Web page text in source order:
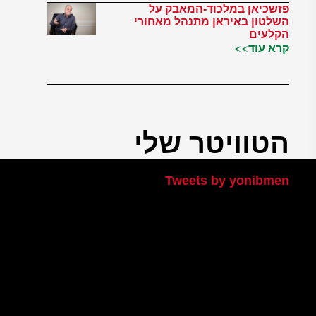
פזשכיאן במלכוד-המאבק על
השלטון באיראן מתנהל מאחורי
הקלעים
קרא עוד>>
הטוויטר שלי
Tweets by yonibmen